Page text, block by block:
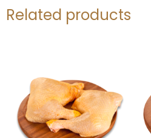
Related products